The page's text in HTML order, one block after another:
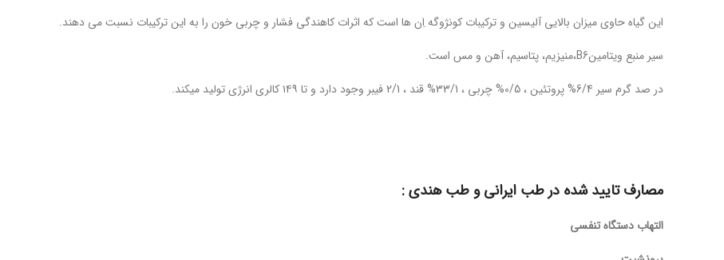
این گیاه حاوی میزان بالایی آلیسین و ترکیبات کونژوگه اِن ها است که اثرات کاهندگی فشار و چربی خون را به این ترکیبات نسبت می دهند.
سیر منبع ویتامینB6،منیزیم، پتاسیم، آهن و مس است.
در صد گرم سیر 6/4% پروتئین ، 0/5% چربی ، 33/1% قند ، 2/1 فیبر وجود دارد و تا ۱۴۹ کالری انرژی تولید میکند.
مصارف تایید شده در طب ایرانی و طب هندی :
التهاب دستگاه تنفسی